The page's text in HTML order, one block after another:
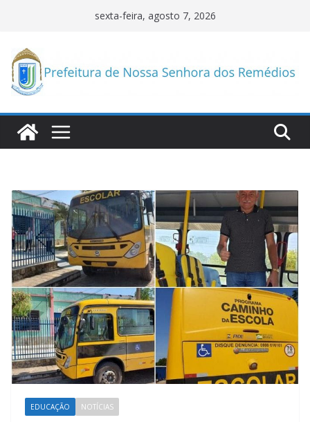
conteúdo
sexta-feira, agosto 7, 2026
EDUCAÇÃO NOTÍCIAS